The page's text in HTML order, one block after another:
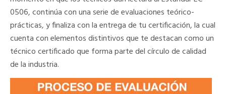
0506, continúa con una serie de evaluaciones teórico-
prácticas, y finaliza con la entrega de tu certificación, la cual
cuenta con elementos distintivos que te destacan como un
técnico certificado que forma parte del círculo de calidad
de la industria.